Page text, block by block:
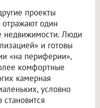
проекты
отражают один
недвижимости. Люди
и готовы
«на периферии»,
комфортные
камерная
условно